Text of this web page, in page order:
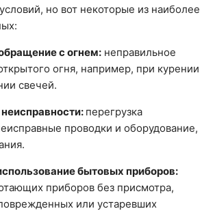
но вот некоторые из наиболее
с огнем: неправильное
огня, например, при курении
свечей.
перегрузка
проводки и оборудование,
бытовых приборов:
приборов без присмотра,
или устаревших